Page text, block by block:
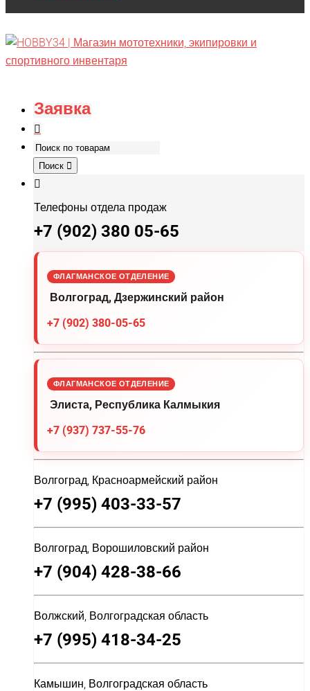
Заявка
Поиск
Телефоны отдела продаж
+7 (902) 380 05-65
ФЛАГМАНСКОЕ ОТДЕЛЕНИЕ
Волгоград, Дзержинский район
+7 (902) 380-05-65
ФЛАГМАНСКОЕ ОТДЕЛЕНИЕ
Элиста, Республика Калмыкия
+7 (937) 737-55-76
Волгоград, Красноармейский район
+7 (995) 403-33-57
Волгоград, Ворошиловский район
+7 (904) 428-38-66
Волжский, Волгоградская область
+7 (995) 418-34-25
Камышин, Волгоградская область